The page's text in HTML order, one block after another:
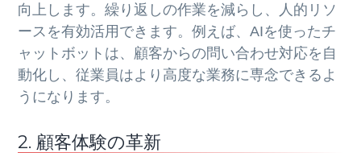
向上します。繰り返しの作業を減らし、人的リソ
ースを有効活用できます。例えば、AIを使ったチ
ャットボットは、顧客からの問い合わせ対応を自
動化し、従業員はより高度な業務に専念できるよ
うになります。
2. 顧客体験の革新